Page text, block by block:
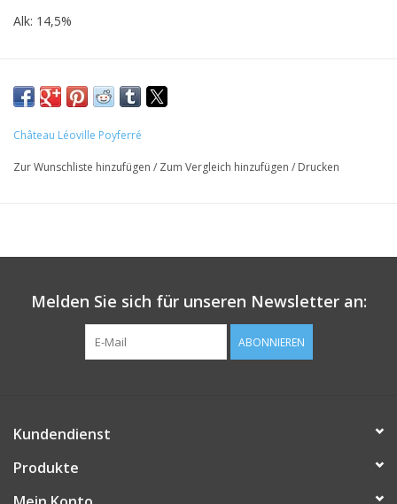
Alk: 14,5%
Château Léoville Poyferré
Zur Wunschliste hinzufügen / Zum Vergleich hinzufügen / Drucken
Melden Sie sich für unseren Newsletter an:
ABONNIEREN
Kundendienst
Produkte